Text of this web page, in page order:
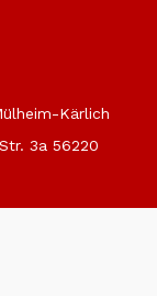
Kärlich
3a 56220